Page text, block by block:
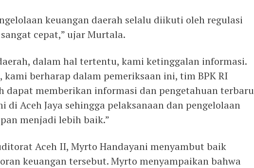
keuangan daerah selalu diikuti oleh regulasi
cepat,” ujar Murtala.
dalam hal tertentu, kami ketinggalan informasi.
kami berharap dalam pemeriksaan ini, tim BPK RI
dapat memberikan informasi dan pengetahuan terbaru
di Aceh Jaya sehingga pelaksanaan dan pengelolaan
menjadi lebih baik.”
Aceh II, Myrto Handayani menyambut baik
keuangan tersebut. Myrto menyampaikan bahwa